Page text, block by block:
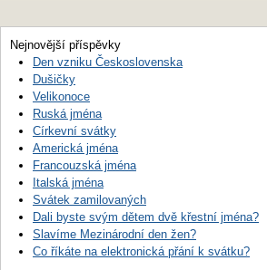
Nejnovější příspěvky
Den vzniku Československa
Dušičky
Velikonoce
Ruská jména
Církevní svátky
Americká jména
Francouzská jména
Italská jména
Svátek zamilovaných
Dali byste svým dětem dvě křestní jména?
Slavíme Mezinárodní den žen?
Co říkáte na elektronická přání k svátku?